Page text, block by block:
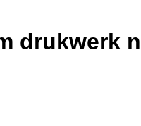
drukwerk